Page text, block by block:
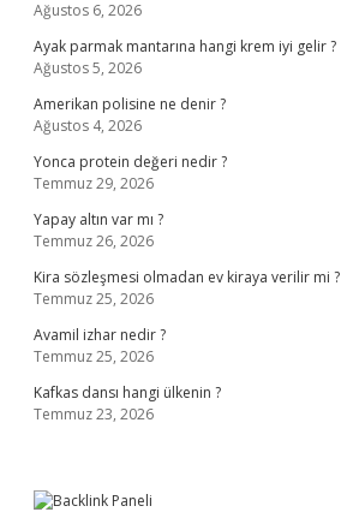
Ağustos 6, 2026
Ayak parmak mantarına hangi krem iyi gelir ?
Ağustos 5, 2026
Amerikan polisine ne denir ?
Ağustos 4, 2026
Yonca protein değeri nedir ?
Temmuz 29, 2026
Yapay altın var mı ?
Temmuz 26, 2026
Kira sözleşmesi olmadan ev kiraya verilir mi ?
Temmuz 25, 2026
Avamil izhar nedir ?
Temmuz 25, 2026
Kafkas dansı hangi ülkenin ?
Temmuz 23, 2026